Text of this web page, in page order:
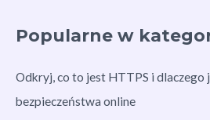
Popularne w
Odkryj, co to jest HTTPS i dlaczego
bezpieczeństwa online